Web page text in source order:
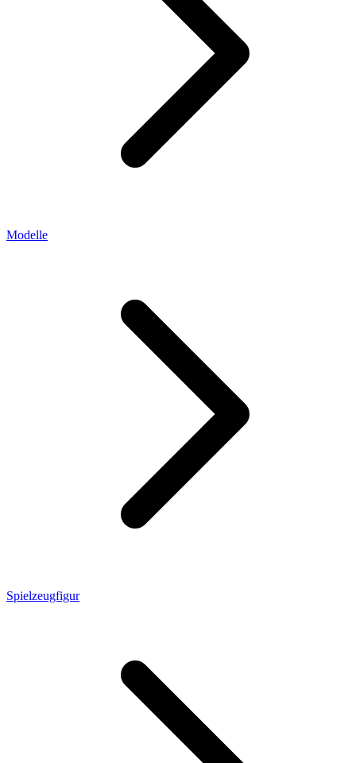
Modelle
Spielzeugfigur